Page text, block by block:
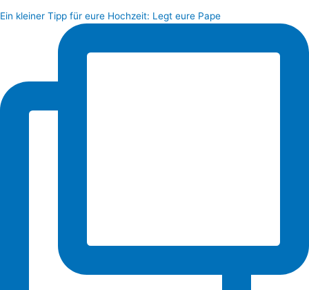
Ein kleiner Tipp für eure Hochzeit: Legt eure Pape